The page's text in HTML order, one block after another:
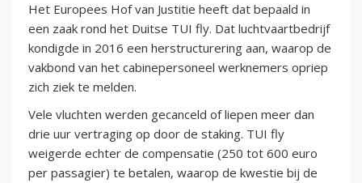
Het Europees Hof van Justitie heeft dat bepaald in
een zaak rond het Duitse TUI fly. Dat luchtvaartbedrijf
kondigde in 2016 een herstructurering aan, waarop de
vakbond van het cabinepersoneel werknemers opriep
zich ziek te melden.
Vele vluchten werden gecanceld of liepen meer dan
drie uur vertraging op door de staking. TUI fly
weigerde echter de compensatie (250 tot 600 euro
per passagier) te betalen, waarop de kwestie bij de